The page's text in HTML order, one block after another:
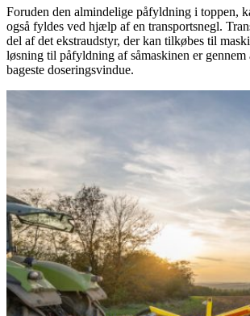
Foruden den almindelige påfyldning i toppen,
også fyldes ved hjælp af en transportsnegl.
del af det ekstraudstyr, der kan tilkøbes til
løsning til påfyldning af såmaskinen er gennem
bageste doseringsvindue.